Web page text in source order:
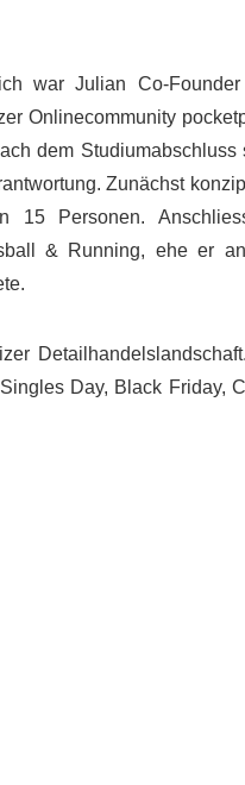
war Julian Co-
Onlinecommunity
dem Studiumabschluss
Zunächst
15 Personen.
& Running, ehe er
Day, Black Friday,